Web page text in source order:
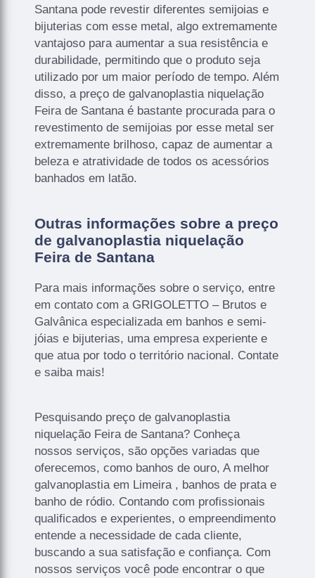
Santana pode revestir diferentes semijoias e
bijuterias com esse metal, algo extremamente
vantajoso para aumentar a sua resistência e
durabilidade, permitindo que o produto seja
utilizado por um maior período de tempo. Além
disso, a preço de galvanoplastia niquelação
Feira de Santana é bastante procurada para o
revestimento de semijoias por esse metal ser
extremamente brilhoso, capaz de aumentar a
beleza e atratividade de todos os acessórios
banhados em latão.
Outras informações sobre a preço
de galvanoplastia niquelação
Feira de Santana
Para mais informações sobre o serviço, entre
em contato com a GRIGOLETTO – Brutos e
Galvânica especializada em banhos e semi-
jóias e bijuterias, uma empresa experiente e
que atua por todo o território nacional. Contate
e saiba mais!
Pesquisando preço de galvanoplastia
niquelação Feira de Santana? Conheça
nossos serviços, são opções variadas que
oferecemos, como banhos de ouro, A melhor
galvanoplastia em Limeira , banhos de prata e
banho de ródio. Contando com profissionais
qualificados e experientes, o empreendimento
entende a necessidade de cada cliente,
buscando a sua satisfação e confiança. Com
nossos serviços você pode encontrar o que